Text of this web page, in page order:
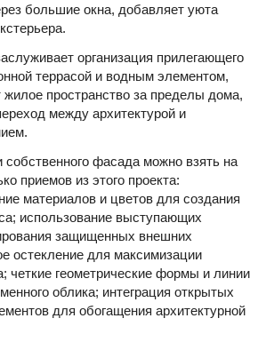
большие окна, добавляет уюта
организация прилегающего
террасой и водным элементом,
пространство за пределы дома,
между архитектурой и
собственного фасада можно взять на
приемов из этого проекта:
материалов и цветов для создания
использование выступающих
защищенных внешних
остекление для максимизации
четкие геометрические формы и линии
облика; интеграция открытых
для обогащения архитектурной